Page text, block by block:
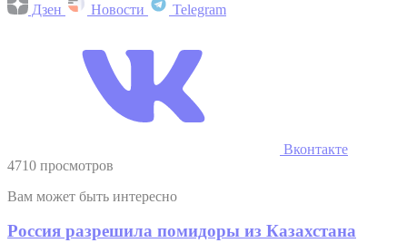
Дзен Новости Telegram
Вконтакте
4710 просмотров
Вам может быть интересно
Россия разрешила помидоры из Казахстана